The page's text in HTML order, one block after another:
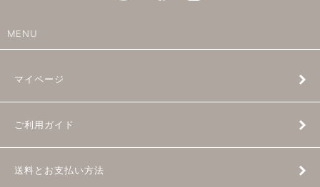
MENU
マイページ
ご利用ガイド
送料とお支払い方法